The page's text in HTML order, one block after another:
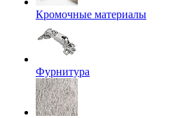
Кромочные материалы
Фурнитура